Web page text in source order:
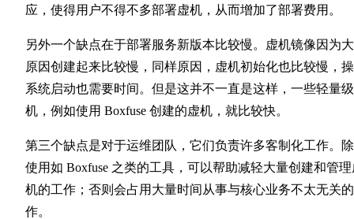
应，使得用户不得不多部署虚机，从而增加了部署费用。
另外一个缺点在于部署服务新版本比较慢。虚机镜像因为
原因创建起来比较慢，同样原因，虚机初始化也比较慢，
系统启动也需要时间。但是这并不一直是这样，一些轻量
机，例如使用 Boxfuse 创建的虚机，就比较快。
第三个缺点是对于运维团队，它们负责许多客制化工作。
使用如 Boxfuse 之类的工具，可以帮助减轻大量创建和管
机的工作；否则会占用大量时间从事与核心业务不太无关
作。